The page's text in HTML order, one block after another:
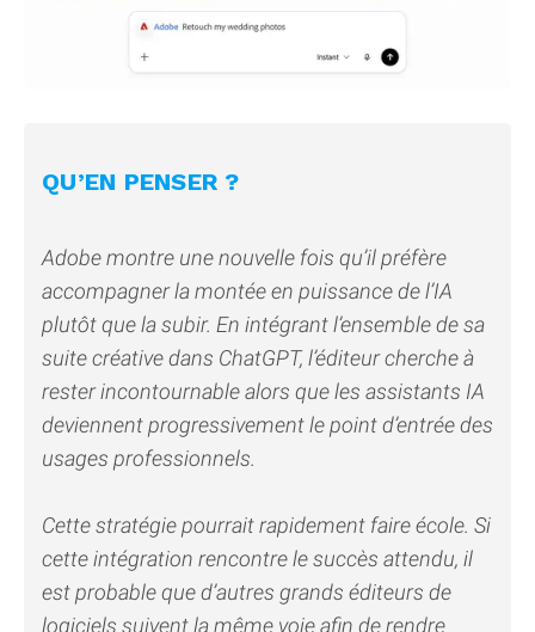
QU’EN PENSER ?
Adobe montre une nouvelle fois qu’il préfère
accompagner la montée en puissance de l’IA
plutôt que la subir. En intégrant l’ensemble de sa
suite créative dans ChatGPT, l’éditeur cherche à
rester incontournable alors que les assistants IA
deviennent progressivement le point d’entrée des
usages professionnels.
Cette stratégie pourrait rapidement faire école. Si
cette intégration rencontre le succès attendu, il
est probable que d’autres grands éditeurs de
logiciels suivent la même voie afin de rendre